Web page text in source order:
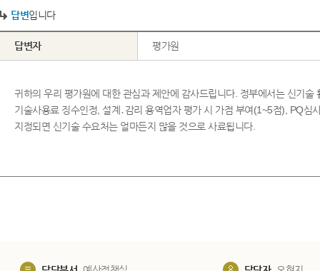
답변입니다
답변자 평가원
귀하의 우리 평가원에 대한 관심과 제안에 감사드립니다. 정부에서는 신기술 활용 촉진을 위해 공공기관에서의 신기술 우선사용, 공공기관 발주 건설공사에 설계반영 의무화, 발주청의 시험시공 의무화, 신기술개발자의
기술사용료 징수인정, 설계․감리 용역업자 평가 시 가점 부여(1~5점), PQ
지정되면 신기술 수요처는 얼마든지 많을 것으로 사료됩니다.